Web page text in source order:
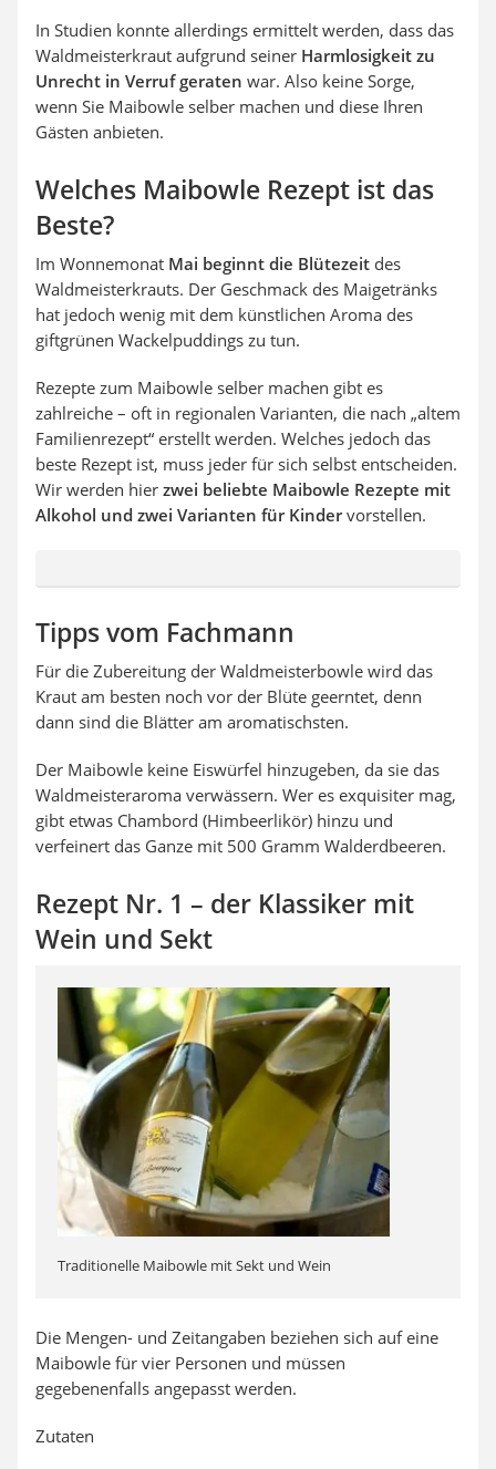
In Studien konnte allerdings ermittelt werden, dass das
Waldmeisterkraut aufgrund seiner Harmlosigkeit zu
Unrecht in Verruf geraten war. Also keine Sorge,
wenn Sie Maibowle selber machen und diese Ihren
Gästen anbieten.
Welches Maibowle Rezept ist das
Beste?
Im Wonnemonat Mai beginnt die Blütezeit des
Waldmeisterkrauts. Der Geschmack des Maigetränks
hat jedoch wenig mit dem künstlichen Aroma des
giftgrünen Wackelpuddings zu tun.
Rezepte zum Maibowle selber machen gibt es
zahlreiche – oft in regionalen Varianten, die nach „altem
Familienrezept“ erstellt werden. Welches jedoch das
beste Rezept ist, muss jeder für sich selbst entscheiden.
Wir werden hier zwei beliebte Maibowle Rezepte mit
Alkohol und zwei Varianten für Kindervorstellen.
Tipps vom Fachmann
Für die Zubereitung der Waldmeisterbowle wird das
Kraut am besten noch vor der Blüte geerntet, denn
dann sind die Blätter am aromatischsten.
Der Maibowle keine Eiswürfel hinzugeben, da sie das
Waldmeisteraroma verwässern. Wer es exquisiter mag,
gibt etwas Chambord (Himbeerlikör) hinzu und
verfeinert das Ganze mit 500 Gramm Walderdbeeren.
Rezept Nr. 1 – der Klassiker mit
Wein und Sekt
Traditionelle Maibowle mit Sekt und Wein
Die Mengen- und Zeitangaben beziehen sich auf eine
Maibowle für vier Personen und müssen
gegebenenfalls angepasst werden.
Zutaten